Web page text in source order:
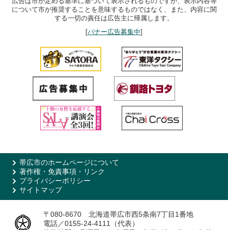
について市が推奨することを意味するものではなく、また、内容に関
する一切の責任は広告主に帰属します。
[バナー広告募集中]
帯広市のホームページについて
著作権・免責事項・リンク
プライバシーポリシー
サイトマップ
〒080-8670 北海道帯広市西5条南7丁目1番地
電話／0155-24-4111（代表）